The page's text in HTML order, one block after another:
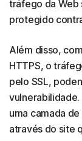
tráfego da Web
protegido
Além disso,
HTTPS, o
pelo SSL,
uma camada
através do site